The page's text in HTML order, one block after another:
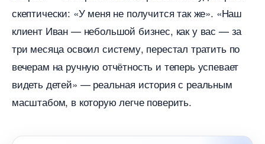
скептически: «У меня не получится так же». «Наш
клиент Иван — небольшой бизнес, как у вас — за
три месяца освоил систему, перестал тратить по
ечерам на ручную отчётность и теперь успевает
идеть детей» — реальная история с реальным
масштабом, в которую легче поверить.